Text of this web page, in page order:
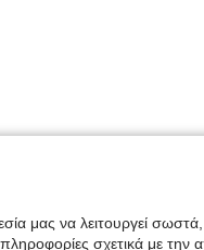
μας να λειτουργεί σωστά,
σχετικά με